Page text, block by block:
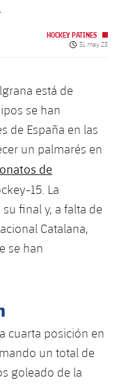
HOCKEY PATINES
Fecha de
31 may 23
está de
se han
de España en las
un palmarés en
de
15. La
final y, a falta de
Catalana,
se han
cuarta posición en
un total de
goleado de la